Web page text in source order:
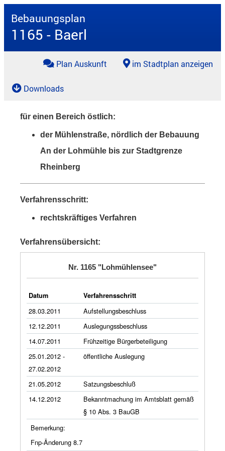
Bebauungsplan
1165 - Baerl
im Stadtplan anzeigen
Plan Auskunft
Downloads
für einen Bereich östlich:
der Mühlenstraße, nördlich der Bebauung
An der Lohmühle bis zur Stadtgrenze
Rheinberg
Verfahrensschritt:
rechtskräftiges Verfahren
Verfahrensübersicht:
Nr. 1165 "Lohmühlensee"
Datum Verfahrensschritt
28.03.2011
Aufstellungsbeschluss
12.12.2011
Auslegungssbeschluss
14.07.2011
Frühzeitige Bürgerbeteiligung
25.01.2012 -
27.02.2012
öffentliche Auslegung
21.05.2012
Satzungsbeschluß
14.12.2012
Bekanntmachung im Amtsblatt gemäß
§ 10 Abs. 3 BauGB
Bemerkung:
Fnp-Änderung 8.7